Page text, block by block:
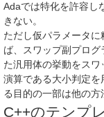
Adaでは特化を許容し
きない。
ただし仮パラメータに
ば、スワップ副プログ
た汎用体の挙動をス
演算である大小判定
る目的の一部は他の方
C++のテンプ